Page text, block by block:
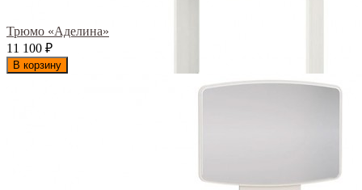
Трюмо «Аделина»
11 100 ₽
В корзину